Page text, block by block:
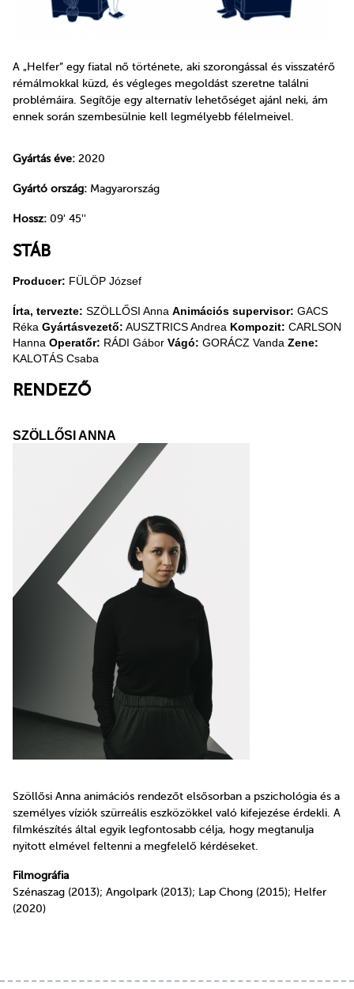
A „Helfer” egy fiatal nő története, aki szorongással és visszatérő
rémálmokkal küzd, és végleges megoldást szeretne találni
problémáira. Segítője egy alternatív lehetőséget ajánl neki, ám
ennek során szembesülnie kell legmélyebb félelmeivel.
Gyártás éve: 2020
Gyártó ország: Magyarország
Hossz: 09' 45''
STÁB
Producer: FÜLÖP József
Írta, tervezte: SZÖLLŐSI Anna Animációs supervisor: GACS
Réka Gyártásvezető: AUSZTRICS Andrea Kompozit: CARLSON
Hanna Operatőr: RÁDI Gábor Vágó: GORÁCZ Vanda Zene:
KALOTÁS Csaba
RENDEZŐ
SZÖLLŐSI ANNA
Szöllősi Anna animációs rendezőt elsősorban a pszichológia és a
személyes víziók szürreális eszközökkel való kifejezése érdekli. A
filmkészítés által egyik legfontosabb célja, hogy megtanulja
nyitott elmével feltenni a megfelelő kérdéseket.
Filmográfia
Szénaszag (2013); Angolpark (2013); Lap Chong (2015); Helfer
(2020)